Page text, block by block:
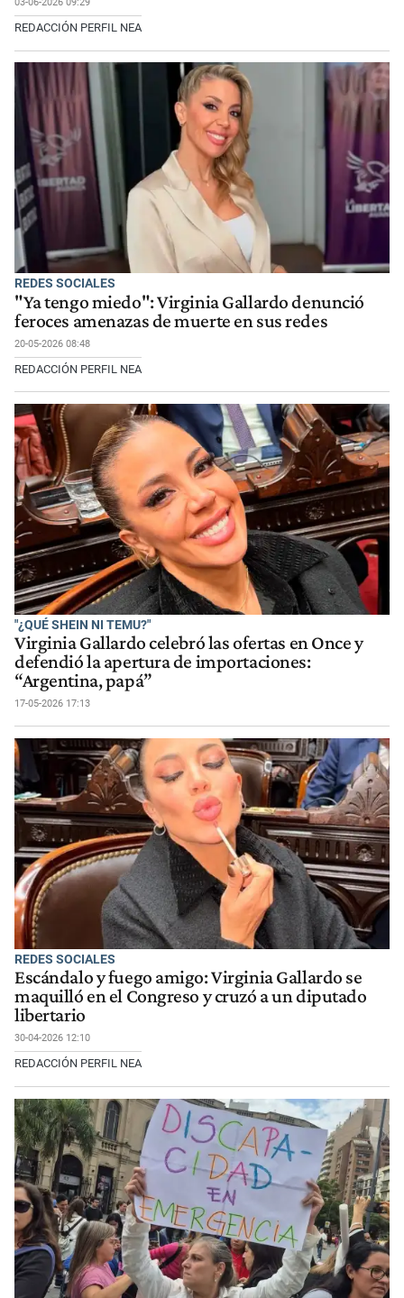
REDACCIÓN PERFIL NEA
REDES SOCIALES
"Ya tengo miedo": Virginia Gallardo denunció
feroces amenazas de muerte en sus redes
20-05-2026 08:48
REDACCIÓN PERFIL NEA
"¿QUÉ SHEIN NI TEMU?"
Virginia Gallardo celebró las ofertas en Once y
defendió la apertura de importaciones:
“Argentina, papá”
17-05-2026 17:13
REDES SOCIALES
Escándalo y fuego amigo: Virginia Gallardo se
maquilló en el Congreso y cruzó a un diputado
libertario
30-04-2026 12:10
REDACCIÓN PERFIL NEA